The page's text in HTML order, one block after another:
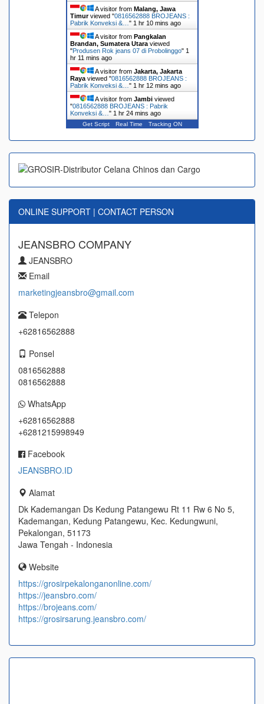
A visitor from Malang, Jawa
Timurviewed "0816562888 BROJEANS :
Pabrik Konveksi &… " 1 hr 10 mins ago
A visitor from Pangkalan
Brandan, Sumatera Utaraviewed
"Produsen Rok jeans 07 di Probolinggo" 1
hr 11 mins ago
A visitor from Jakarta, Jakarta
Rayaviewed "0816562888 BROJEANS :
Pabrik Konveksi &… " 1 hr 12 mins ago
A visitor from Jambiviewed
"0816562888 BROJEANS : Pabrik
Konveksi &… " 1 hr 24 mins ago
Get Script Real Time Tracking ON
ONLINE SUPPORT | CONTACT PERSON
JEANSBRO COMPANY
JEANSBRO
Email
marketingjeansbro@gmail.com
Telepon
+62816562888
Ponsel
0816562888
0816562888
WhatsApp
+62816562888
+6281215998949
Facebook
JEANSBRO.ID
Alamat
Dk Kademangan Ds Kedung Patangewu Rt 11 Rw 6 No 5,
Kademangan, Kedung Patangewu, Kec. Kedungwuni,
Pekalongan, 51173
Jawa Tengah - Indonesia
Website
https://grosirpekalonganonline.com/
https://jeansbro.com/
https://brojeans.com/
https://grosirsarung.jeansbro.com/